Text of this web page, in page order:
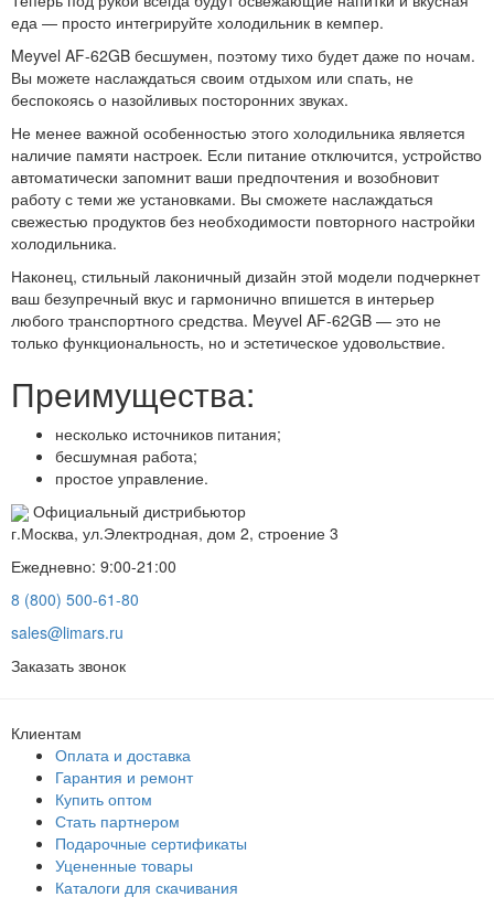
еда — просто интегрируйте холодильник в кемпер.
Meyvel AF-62GB бесшумен, поэтому тихо будет даже по ночам.
Вы можете наслаждаться своим отдыхом или спать, не
беспокоясь о назойливых посторонних звуках.
Не менее важной особенностью этого холодильника является
наличие памяти настроек. Если питание отключится, устройство
автоматически запомнит ваши предпочтения и возобновит
работу с теми же установками. Вы сможете наслаждаться
свежестью продуктов без необходимости повторного настройки
холодильника.
Наконец, стильный лаконичный дизайн этой модели подчеркнет
ваш безупречный вкус и гармонично впишется в интерьер
любого транспортного средства. Meyvel AF-62GB — это не
только функциональность, но и эстетическое удовольствие.
Преимущества:
несколько источников питания;
бесшумная работа;
простое управление.
Официальный дистрибьютор
г.Москва, ул.Электродная, дом 2, строение 3
Ежедневно: 9:00-21:00
8 (800) 500-61-80
sales@limars.ru
Заказать звонок
Клиентам
Оплата и доставка
Гарантия и ремонт
Купить оптом
Стать партнером
Подарочные сертификаты
Уцененные товары
Каталоги для скачивания